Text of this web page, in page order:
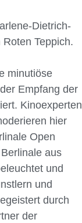
Dietrich-
Teppich.
minutiöse
Empfang der
Kinoexperten
hier
Open
aus
und
und
durch
der